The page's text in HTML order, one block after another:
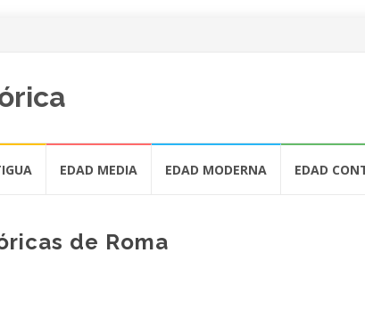
EDAD MEDIA EDAD MODERNA EDAD
de Roma